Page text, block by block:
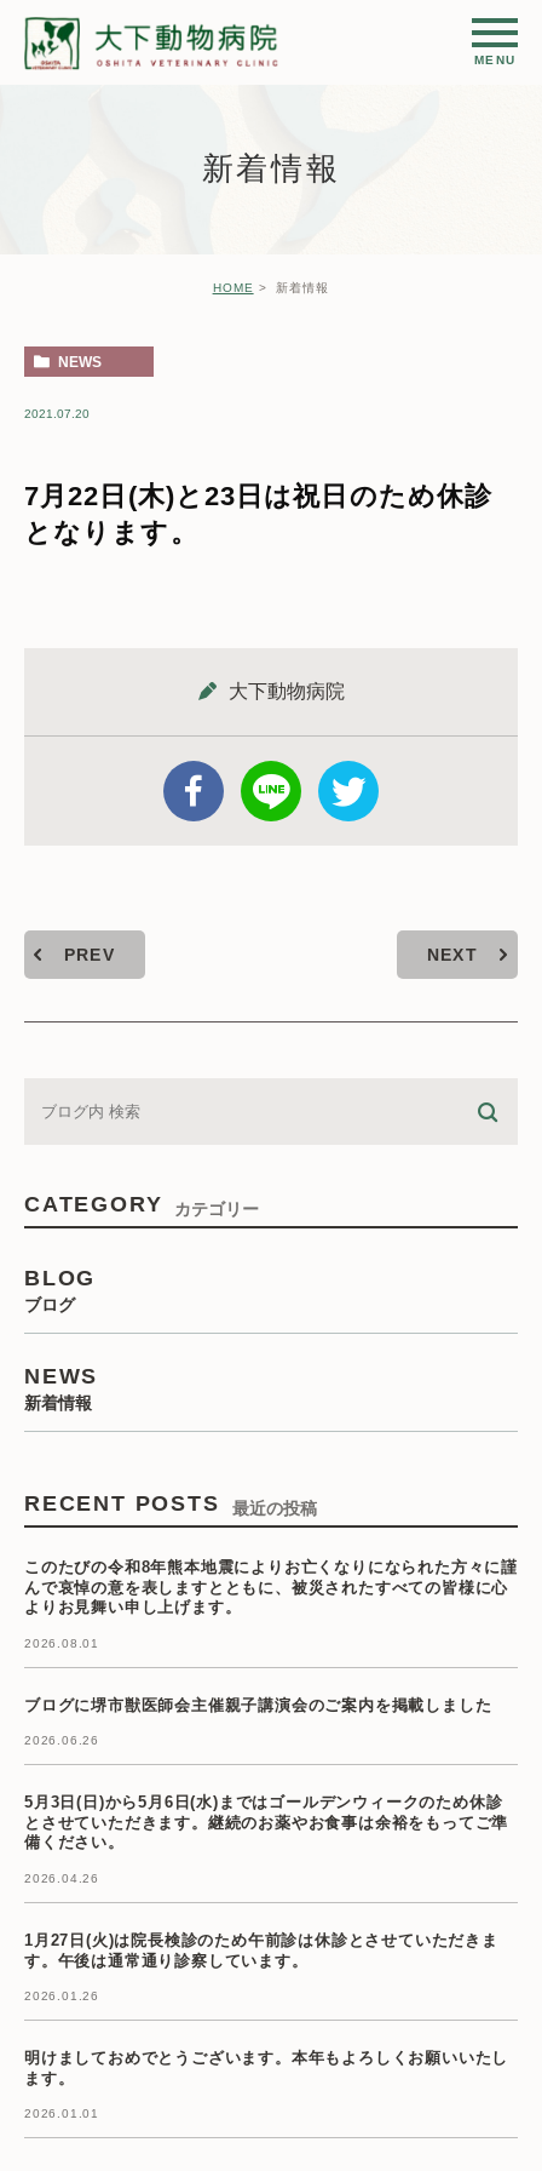
新着情報
HOME 新着情報
NEWS
2021.07.20
7月22日(木)と23日は祝日のため休診
となります。
大下動物病院
PREV NEXT
CATEGORY カテゴリー
BLOG
ブログ
NEWS
新着情報
RECENT POSTS 最近の投稿
このたびの令和8年熊本地震によりお亡くなりになられた方々に謹
んで哀悼の意を表しますとともに、被災されたすべての皆様に心
よりお見舞い申し上げます。
2026.08.01
ブログに堺市獣医師会主催親子講演会のご案内を掲載しました
2026.06.26
5月3日(日)から5月6日(水)まではゴールデンウィークのため休診
とさせていただきます。継続のお薬やお食事は余裕をもってご準
備ください。
2026.04.26
1月27日(火)は院長検診のため午前診は休診とさせていただきま
す。午後は通常通り診察しています。
2026.01.26
明けましておめでとうございます。本年もよろしくお願いいたし
ます。
2026.01.01